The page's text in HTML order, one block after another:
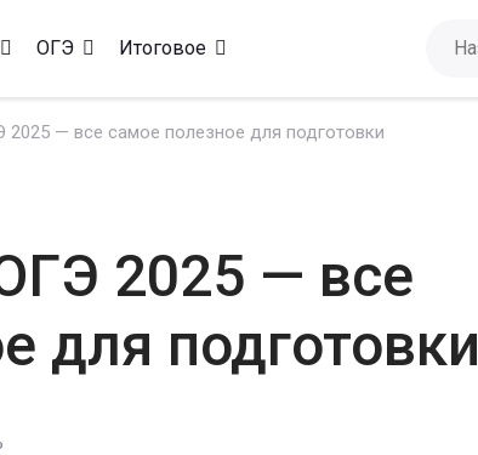
ОГЭ Итоговое
— все самое полезное для подготовки
2025 — все
для подготовки